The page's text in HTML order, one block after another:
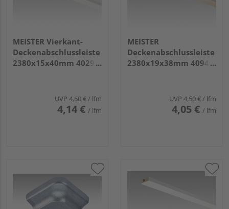
MEISTER Vierkant-
Deckenabschlussleiste
2380x15x40mm 4029
UVP 4,60 €/ lfm
4,14 € / lfm
MEISTER
Deckenabschlussleiste
2380x19x38mm 4094
UVP 4,50 €/ lfm
4,05 € / lfm